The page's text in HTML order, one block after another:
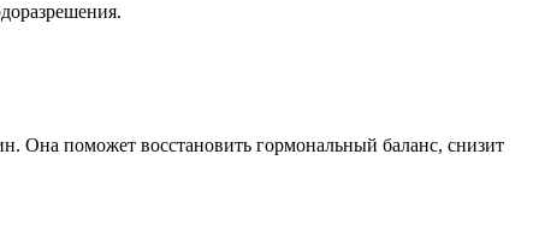
Она поможет восстановить гормональный баланс, снизит